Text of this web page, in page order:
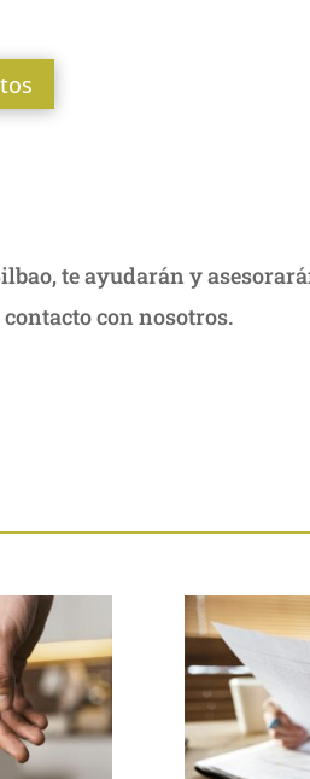
te ayudarán y
con nosotros.